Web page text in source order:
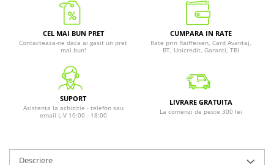
CEL MAI BUN PRET
Contacteaza-ne daca ai gasit un pret
mai bun!
CUMPARA IN RATE
Rate prin Raiffeisen, Card Avantaj,
BT, Unicredit, Garanti, TBI
SUPORT
Asistenta la achizitie - telefon sau
email L-V 10:00 - 18:00
LIVRARE GRATUITA
La comenzi de peste 300 lei
Descriere